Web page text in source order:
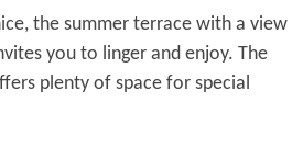
the summer terrace with a view
you to linger and enjoy. The
plenty of space for special